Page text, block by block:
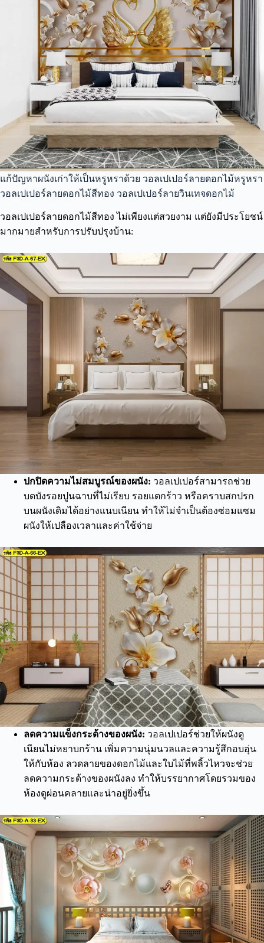
แก้ปัญหาผนังเก่าให้เป็นหรูหราด้วย วอลเปเปอร์ลายดอกไม้หรูหรา
วอลเปเปอร์ลายดอกไม้สีทอง วอลเปเปอร์ลายวินเทจดอกไม้
วอลเปเปอร์ลายดอกไม้สีทอง ไม่เพียงแต่สวยงาม แต่ยังมีประโยชน์
มากมายสำหรับการปรับปรุงบ้าน:
ปกปิดความไม่สมบูรณ์ของผนัง: วอลเปเปอร์สามารถช่วย
บดบังรอยปูนฉาบที่ไม่เรียบ รอยแตกร้าว หรือคราบสกปรก
บนผนังเดิมได้อย่างแนบเนียน ทำให้ไม่จำเป็นต้องซ่อมแซม
ผนังให้เปลืองเวลาและค่าใช้จ่าย
ลดความแข็งกระด้างของผนัง: วอลเปเปอร์ช่วยให้ผนังดู
เนียนไม่หยาบกร้าน เพิ่มความนุ่มนวลและความรู้สึกอบอุ่น
ให้กับห้อง ลวดลายของดอกไม้และใบไม้ที่พลิ้วไหวจะช่วย
ลดความกระด้างของผนังลง ทำให้บรรยากาศโดยรวมของ
ห้องดูผ่อนคลายและน่าอยู่ยิ่งขึ้น